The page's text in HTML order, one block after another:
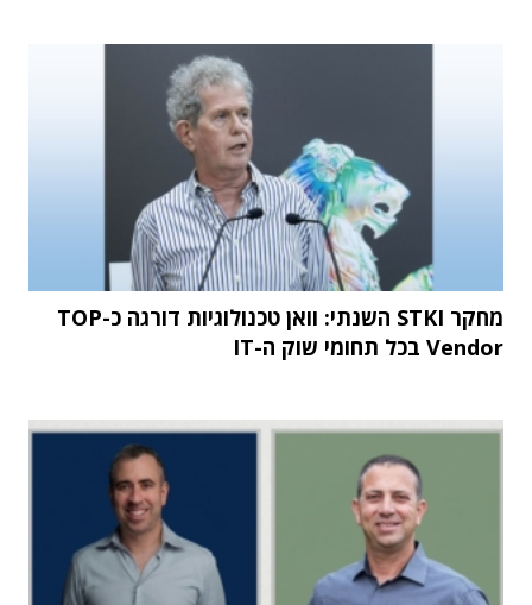
מחקר STKI השנתי: וואן טכנולוגיות דורגה כ-TOP
Vendor בכל תחומי שוק ה-IT